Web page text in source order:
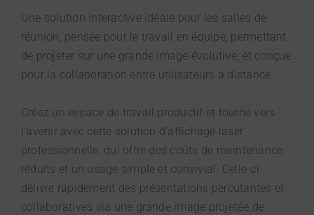
Une solution interactive idéale pour les salles de
réunion, pensée pour le travail en équipe, permettant
de projeter sur une grande image évolutive, et conçue
pour la collaboration entre utilisateurs à distance.
Créez un espace de travail productif et tourné vers
l’avenir avec cette solution d’affichage laser
professionnelle, qui offre des coûts de maintenance
réduits et un usage simple et convivial. Celle-ci
délivre rapidement des présentations percutantes et
collaboratives via une grande image projetée de